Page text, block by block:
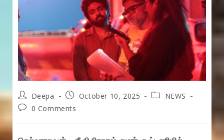
Post
author:
Deepa
Post
published:
October 10, 2025
PostNEWS
Post0 Comments